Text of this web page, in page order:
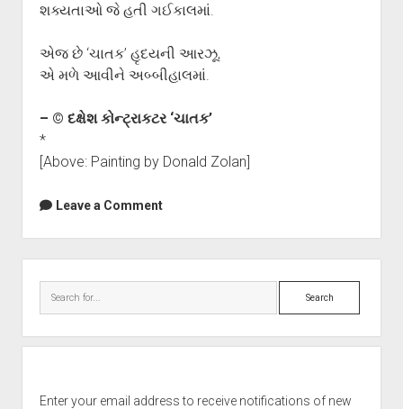
શક્યતાઓ જે હતી ગઈકાલમાં.
એજ છે ‘ચાતક’ હૃદયની આરઝૂ,
એ મળે આવીને અબ્બીહાલમાં.
– © દક્ષેશ કોન્ટ્રાકટર ‘ચાતક’
*
[Above: Painting by Donald Zolan]
Leave a Comment
Search
Enter your email address to receive notifications of new